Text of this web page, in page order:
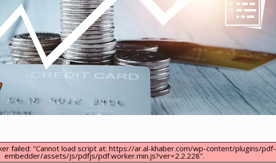
failed: "Cannot load script at: https://ar.al-khaber.com/wp-content/plugins/pdf-
embedder/assets/js/pdfjs/pdf.worker.min.js?ver=2.2.228".